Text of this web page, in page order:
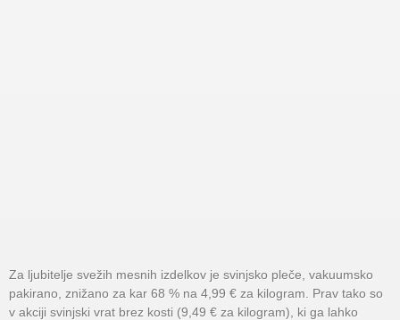
Za ljubitelje svežih mesnih izdelkov je svinjsko pleče, vakuumsko
pakirano, znižano za kar 68 % na 4,99 € za kilogram. Prav tako so
v akciji svinjski vrat brez kosti (9,49 € za kilogram), ki ga lahko